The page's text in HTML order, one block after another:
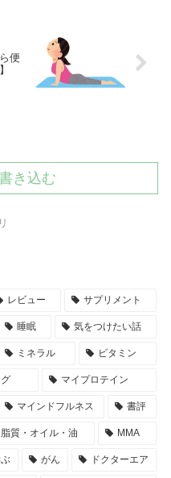
便
き込む
レビュー サプリメント
睡眠 気をつけたい話
ミネラル ビタミン
マイプロテイン
マインドフルネス 書評
脂質・オイル・油 MMA
がん ドクターエア